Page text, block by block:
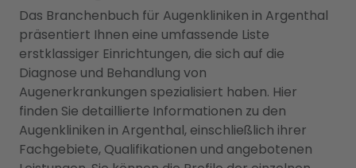
Das Branchenbuch für Augenkliniken in Argenthal
präsentiert Ihnen eine umfassende Liste
erstklassiger Einrichtungen, die sich auf die
Diagnose und Behandlung von
Augenerkrankungen spezialisiert haben. Hier
finden Sie detaillierte Informationen zu den
Augenkliniken in Argenthal, einschließlich ihrer
Fachgebiete, Qualifikationen und angebotenen